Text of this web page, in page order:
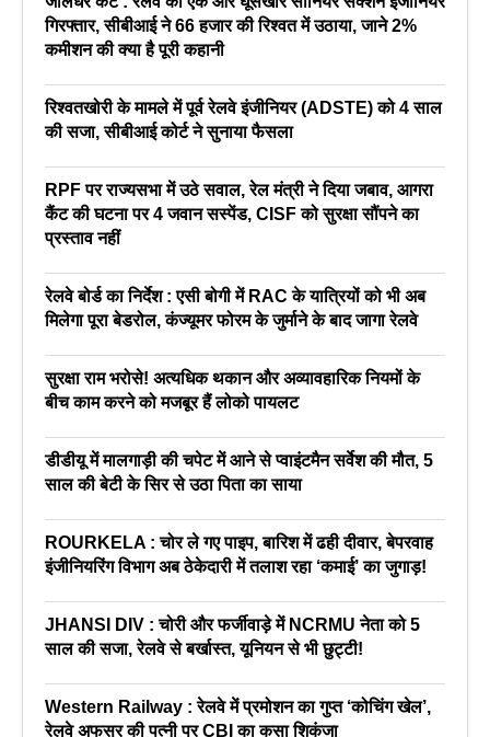
गिरफ्तार, सीबीआई ने 66 हजार की रिश्वत में उठाया, जाने 2%
कमीशन की क्या है पूरी कहानी
रिश्वतखोरी के मामले में पूर्व रेलवे इंजीनियर (ADSTE) को 4 साल
की सजा, सीबीआई कोर्ट ने सुनाया फैसला
RPF पर राज्यसभा में उठे सवाल, रेल मंत्री ने दिया जबाव, आगरा
कैंट की घटना पर 4 जवान सस्पेंड, CISF को सुरक्षा सौंपने का
प्रस्ताव नहीं
रेलवे बोर्ड का निर्देश : एसी बोगी में RAC के यात्रियों को भी अब
मिलेगा पूरा बेडरोल, कंज्यूमर फोरम के जुर्माने के बाद जागा रेलवे
सुरक्षा राम भरोसे! अत्यधिक थकान और अव्यावहारिक नियमों के
बीच काम करने को मजबूर हैं लोको पायलट
डीडीयू में मालगाड़ी की चपेट में आने से प्वाइंटमैन सर्वेश की मौत, 5
साल की बेटी के सिर से उठा पिता का साया
ROURKELA : चोर ले गए पाइप, बारिश में ढही दीवार, बेपरवाह
इंजीनियरिंग विभाग अब ठेकेदारी में तलाश रहा ‘कमाई’ का जुगाड़!
JHANSI DIV : चोरी और फर्जीवाड़े में NCRMU नेता को 5
साल की सजा, रेलवे से बर्खास्त, यूनियन से भी छुट्टी!
Western Railway : रेलवे में प्रमोशन का गुप्त ‘कोचिंग खेल’,
रेलवे अफसर की पत्नी पर CBI का कसा शिकंजा